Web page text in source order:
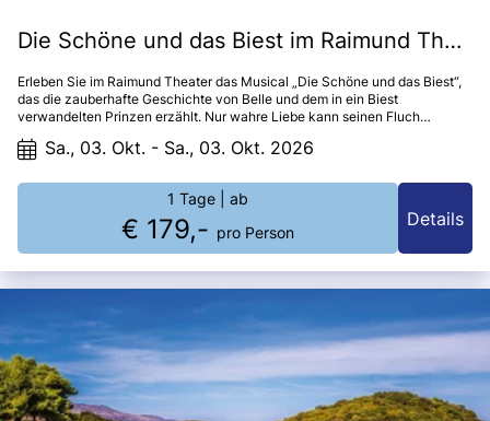
Die Schöne und das Biest im Raimund Theater
Erleben Sie im Raimund Theater das Musical „Die Schöne und das Biest“,
das die zauberhafte Geschichte von Belle und dem in ein Biest
verwandelten Prinzen erzählt. Nur wahre Liebe kann seinen Fluch
brechen. Diese bewegende Erzählung über Mut, innere Schönheit und die
Kraft der Liebe begeistert seit Generationen und bietet ein
Familie – voller Disney-Zauber.
Sa., 03. Okt. - Sa., 03. Okt. 2026
1 Tage | ab
€ 179,- pro Person
Details